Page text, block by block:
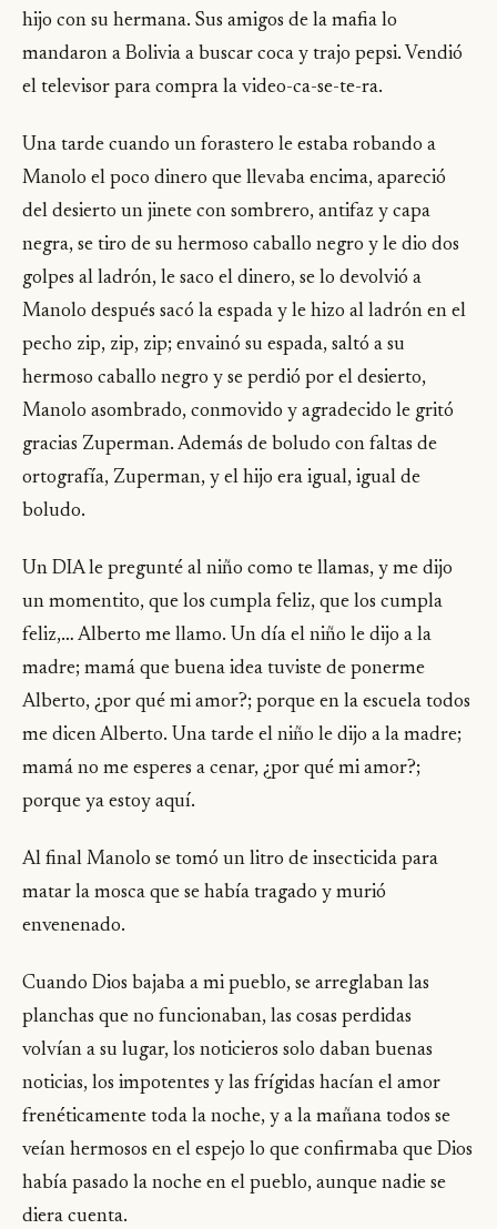
hijo con su hermana. Sus amigos de la mafia lo
mandaron a Bolivia a buscar coca y trajo pepsi. Vendió
el televisor para compra la video-ca-se-te-ra.
Una tarde cuando un forastero le estaba robando a
Manolo el poco dinero que llevaba encima, apareció
del desierto un jinete con sombrero, antifaz y capa
negra, se tiro de su hermoso caballo negro y le dio dos
golpes al ladrón, le saco el dinero, se lo devolvió a
Manolo después sacó la espada y le hizo al ladrón en el
pecho zip, zip, zip; envainó su espada, saltó a su
hermoso caballo negro y se perdió por el desierto,
Manolo asombrado, conmovido y agradecido le gritó
gracias Zuperman. Además de boludo con faltas de
ortografía, Zuperman, y el hijo era igual, igual de
boludo.
Un DIA le pregunté al niño como te llamas, y me dijo
un momentito, que los cumpla feliz, que los cumpla
feliz,… Alberto me llamo. Un día el niño le dijo a la
madre; mamá que buena idea tuviste de ponerme
Alberto, ¿por qué mi amor?; porque en la escuela todos
me dicen Alberto. Una tarde el niño le dijo a la madre;
mamá no me esperes a cenar, ¿por qué mi amor?;
porque ya estoy aquí.
Al final Manolo se tomó un litro de insecticida para
matar la mosca que se había tragado y murió
envenenado.
Cuando Dios bajaba a mi pueblo, se arreglaban las
planchas que no funcionaban, las cosas perdidas
volvían a su lugar, los noticieros solo daban buenas
noticias, los impotentes y las frígidas hacían el amor
frenéticamente toda la noche, y a la mañana todos se
veían hermosos en el espejo lo que confirmaba que Dios
había pasado la noche en el pueblo, aunque nadie se
diera cuenta.